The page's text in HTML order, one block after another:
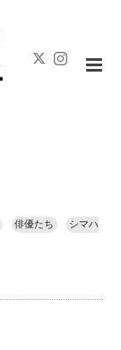
俳優たち
シマハ